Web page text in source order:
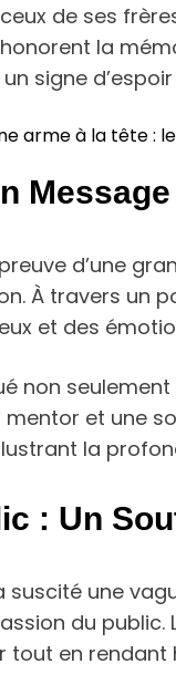
de ses
la
signe
arme à la tête :
d’une
À travers un
et des
non
et une
la
: Un
suscité une
du public.
en rendant